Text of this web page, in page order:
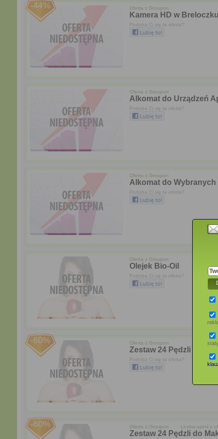
-44% Oferta z Groupon
Kamera HD w Breloczku
Podoba Ci się ta oferta?
Oferta z Groupon
Alkomat do Urządzeń
Podoba Ci się ta oferta?
Oferta z Groupon
Alkomat do Wybranych
Podoba Ci się ta oferta?
Oferta z Groupon
Olejek Bio-Oil
Podoba Ci się ta oferta?
-60% Oferta z Groupon
Zestaw 24 Pędzli do
Podoba Ci się ta oferta?
-60% Oferta z Groupon Liczba opinii o
Zestaw 24 Pędzli do